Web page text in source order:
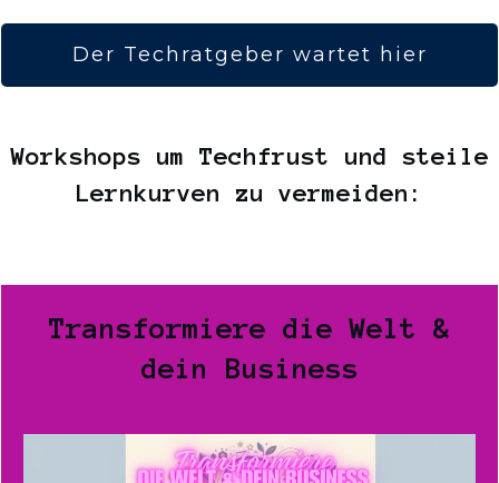
Der Techratgeber wartet hier
Workshops um Techfrust und steile
Lernkurven zu vermeiden:
Transformiere die Welt &
dein Business